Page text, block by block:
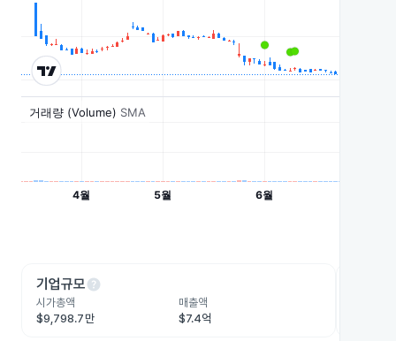
기업규모help
시가총액
$9,798.7만
매출액
$7.4억